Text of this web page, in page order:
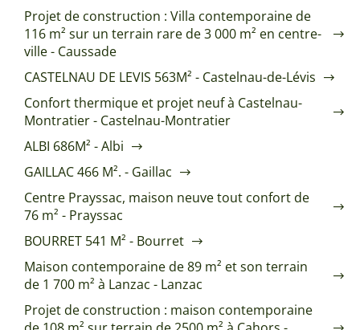
Projet de construction : Villa contemporaine de
116 m² sur un terrain rare de 3 000 m² en centre-
ville - Caussade
CASTELNAU DE LEVIS 563M² - Castelnau-de-Lévis
Confort thermique et projet neuf à Castelnau-
Montratier - Castelnau-Montratier
ALBI 686M² - Albi
GAILLAC 466 M². - Gaillac
Centre Prayssac, maison neuve tout confort de
76 m² - Prayssac
BOURRET 541 M² - Bourret
Maison contemporaine de 89 m² et son terrain
de 1 700 m² à Lanzac - Lanzac
Projet de construction : maison contemporaine